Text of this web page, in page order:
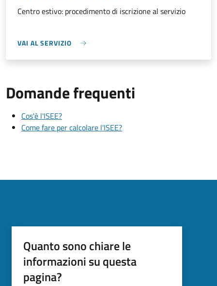
Centro estivo: procedimento di iscrizione al servizio
VAI AL SERVIZIO
Domande frequenti
Cos'è l'ISEE?
Come fare per calcolare l'ISEE?
Quanto sono chiare le
informazioni su questa
pagina?